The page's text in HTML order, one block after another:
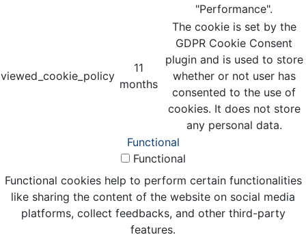
"Performance".
viewed_cookie_policy
11
months
The cookie is set by the
GDPR Cookie Consent
plugin and is used to store
whether or not user has
consented to the use of
cookies. It does not store
any personal data.
Functional
Functional
Functional cookies help to perform certain functionalities
like sharing the content of the website on social media
platforms, collect feedbacks, and other third-party
features.